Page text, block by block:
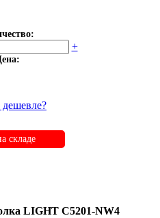
+
складе
LIGHT C5201-NW4